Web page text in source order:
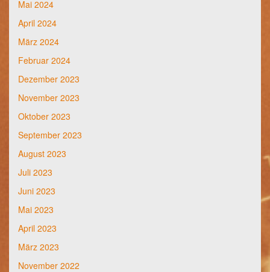
Mai 2024
April 2024
März 2024
Februar 2024
Dezember 2023
November 2023
Oktober 2023
September 2023
August 2023
Juli 2023
Juni 2023
Mai 2023
April 2023
März 2023
November 2022